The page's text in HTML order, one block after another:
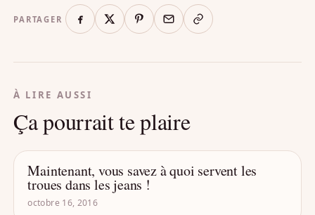
PARTAGER
À LIRE AUSSI
Ça pourrait te plaire
- DRÔLE D'ALCOOL
Maintenant, vous savez à quoi servent les
troues dans les jeans !
octobre 16, 2016